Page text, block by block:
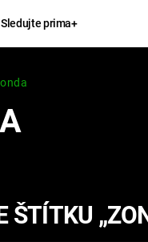
Sledujte prima+
ŠTÍTKU